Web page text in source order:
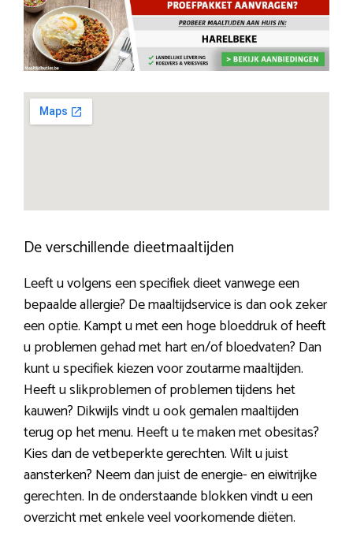
De verschillende dieetmaaltijden
Leeft u volgens een specifiek dieet vanwege een
bepaalde allergie? De maaltijdservice is dan ook zeker
een optie. Kampt u met een hoge bloeddruk of heeft
u problemen gehad met hart en/of bloedvaten? Dan
kunt u specifiek kiezen voor zoutarme maaltijden.
Heeft u slikproblemen of problemen tijdens het
kauwen? Dikwijls vindt u ook gemalen maaltijden
terug op het menu. Heeft u te maken met obesitas?
Kies dan de vetbeperkte gerechten. Wilt u juist
aansterken? Neem dan juist de energie- en eiwitrijke
gerechten. In de onderstaande blokken vindt u een
overzicht met enkele veel voorkomende diëten.